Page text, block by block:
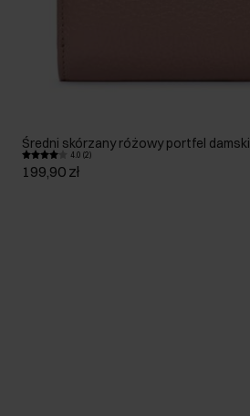
Średni skórzany różowy portfel damski
4.0 (2)
199,90 zł